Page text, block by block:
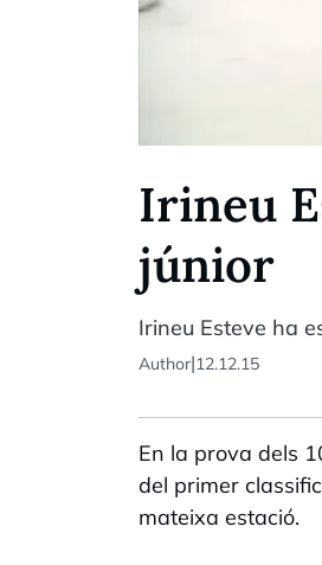
Irineu
júnior
Irineu Esteve ha
Author|12.12.15
En la prova dels
del primer
mateixa estació.